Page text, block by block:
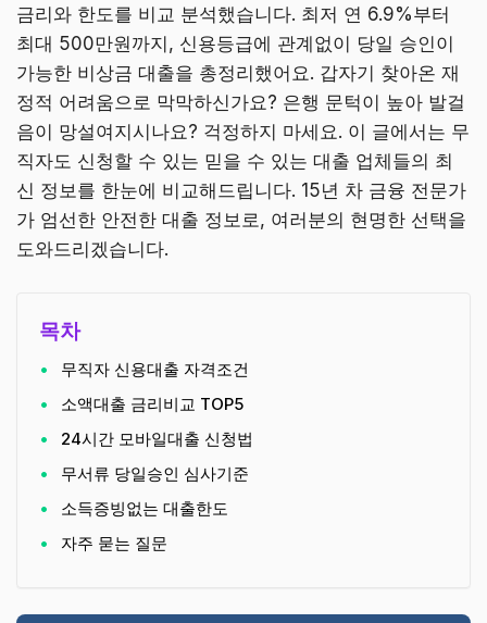
금리와 한도를 비교 분석했습니다. 최저 연 6.9%부터
최대 500만원까지, 신용등급에 관계없이 당일 승인이
가능한 비상금 대출을 총정리했어요. 갑자기 찾아온 재
정적 어려움으로 막막하신가요? 은행 문턱이 높아 발걸
음이 망설여지시나요? 걱정하지 마세요. 이 글에서는 무
직자도 신청할 수 있는 믿을 수 있는 대출 업체들의 최
신 정보를 한눈에 비교해드립니다. 15년 차 금융 전문가
가 엄선한 안전한 대출 정보로, 여러분의 현명한 선택을
도와드리겠습니다.
목차
무직자 신용대출 자격조건
소액대출 금리비교 TOP5
24시간 모바일대출 신청법
무서류 당일승인 심사기준
소득증빙없는 대출한도
자주 묻는 질문